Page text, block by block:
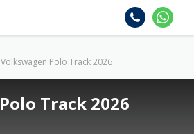
Volkswagen Polo Track 2026
Polo Track 2026